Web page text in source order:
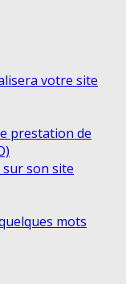
votre site
prestation de
son site
mots